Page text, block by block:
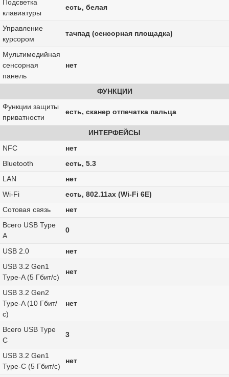
Подсветка
клавиатуры
есть, белая
Управление
курсором
тачпад (сенсорная площадка)
Мультимедийная
сенсорная
панель
нет
ФУНКЦИИ
Функции защиты
приватности
есть, сканер отпечатка пальца
ИНТЕРФЕЙСЫ
NFC
нет
Bluetooth
есть, 5.3
LAN
нет
Wi-Fi
есть, 802.11ax (Wi-Fi 6E)
Сотовая связь
нет
Всего USB Type
A
0
USB 2.0
нет
USB 3.2 Gen1
Type-A (5 Гбит/с)
нет
USB 3.2 Gen2
Type-A (10 Гбит/
с)
нет
Всего USB Type
C
3
USB 3.2 Gen1
Type-C (5 Гбит/с)
нет